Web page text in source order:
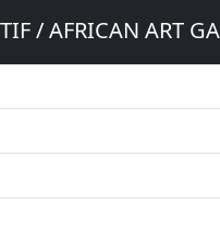
/ AFRICAN ART